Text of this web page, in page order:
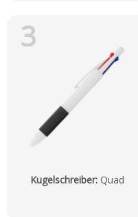
3
Kugelschreiber: Quad